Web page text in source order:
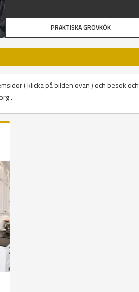
PRAKTISKA GROVKÖK
( klicka på bilden ovan ) och besök och
.